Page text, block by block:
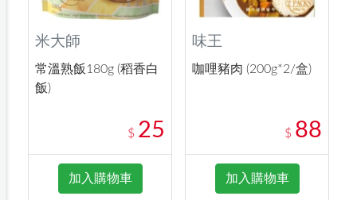
米大師
常溫熟飯180g (稻香白
飯)
$ 25
加入購物車
味王
咖哩豬肉 (200g*2/盒)
$ 88
加入購物車